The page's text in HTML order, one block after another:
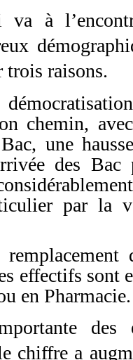
va à
trois raisons.
chemin,
une
des Bac
par la
effectifs sont
en Pharmacie.
des
chiffre a